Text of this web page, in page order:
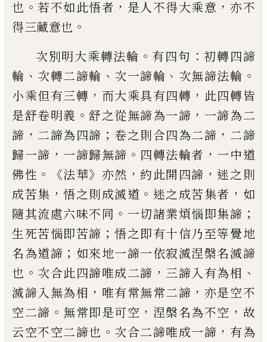
也 。若不如此悟者 ， 是人不得大乘意 ，亦不
得三藏意也 。
次別明大乘轉法輪 。 有四句 ：初轉四諦
輪 、 次轉二諦輪 、 次一諦輪 、 次無諦法輪 。
小乘但有三轉 ， 而大乘具有四轉 ， 此四轉皆
是舒卷明義 。舒之從無諦為一諦 ， 一諦為二
諦 ， 二諦為四諦 ； 卷之則合四為二諦 ， 二諦
歸一諦 ， 一諦歸無諦 。 四轉法輪者 ， 一中道
佛性 。《法華》 亦然 ， 約此開四諦 ， 迷之則
成苦集 ，悟之則成滅道 。 迷之成苦集者 ， 如
隨其流處六味不同 。 一切諸業煩惱即集諦 ；
生死苦惱即苦諦 ； 悟之即有十信乃至等覺地
名為道諦 ； 如來地一諦一依寂滅涅槃名滅諦
也 。 次合此四諦唯成二諦 ， 三諦入有為相 、
滅諦入無為相 ， 唯有常無常二諦 ， 亦是空不
空二諦 。 無常即是可空 ， 涅槃名為不空 ， 故
云空不空二諦也 。 次合二諦唯成一諦 ， 有為